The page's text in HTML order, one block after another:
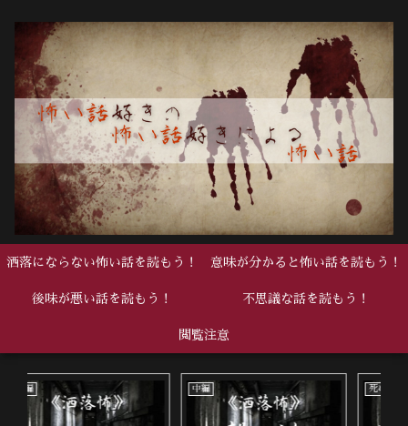
洒落にならない怖い話を読もう！ 意味が分かると怖い話を読もう！
後味が悪い話を読もう！ 不思議な話を読もう！
閲覧注意
中編